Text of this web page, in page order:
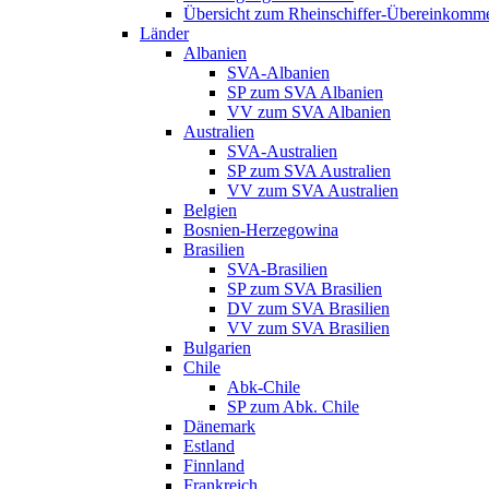
Übersicht zum Rheinschiffer-
Länder
Albanien
SVA-Albanien
SP zum SVA Albanien
VV zum SVA Albanien
Australien
SVA-Australien
SP zum SVA Australien
VV zum SVA Australien
Belgien
Bosnien-Herzegowina
Brasilien
SVA-Brasilien
SP zum SVA Brasilien
DV zum SVA Brasilien
VV zum SVA Brasilien
Bulgarien
Chile
Abk-Chile
SP zum Abk. Chile
Dänemark
Estland
Finnland
Frankreich